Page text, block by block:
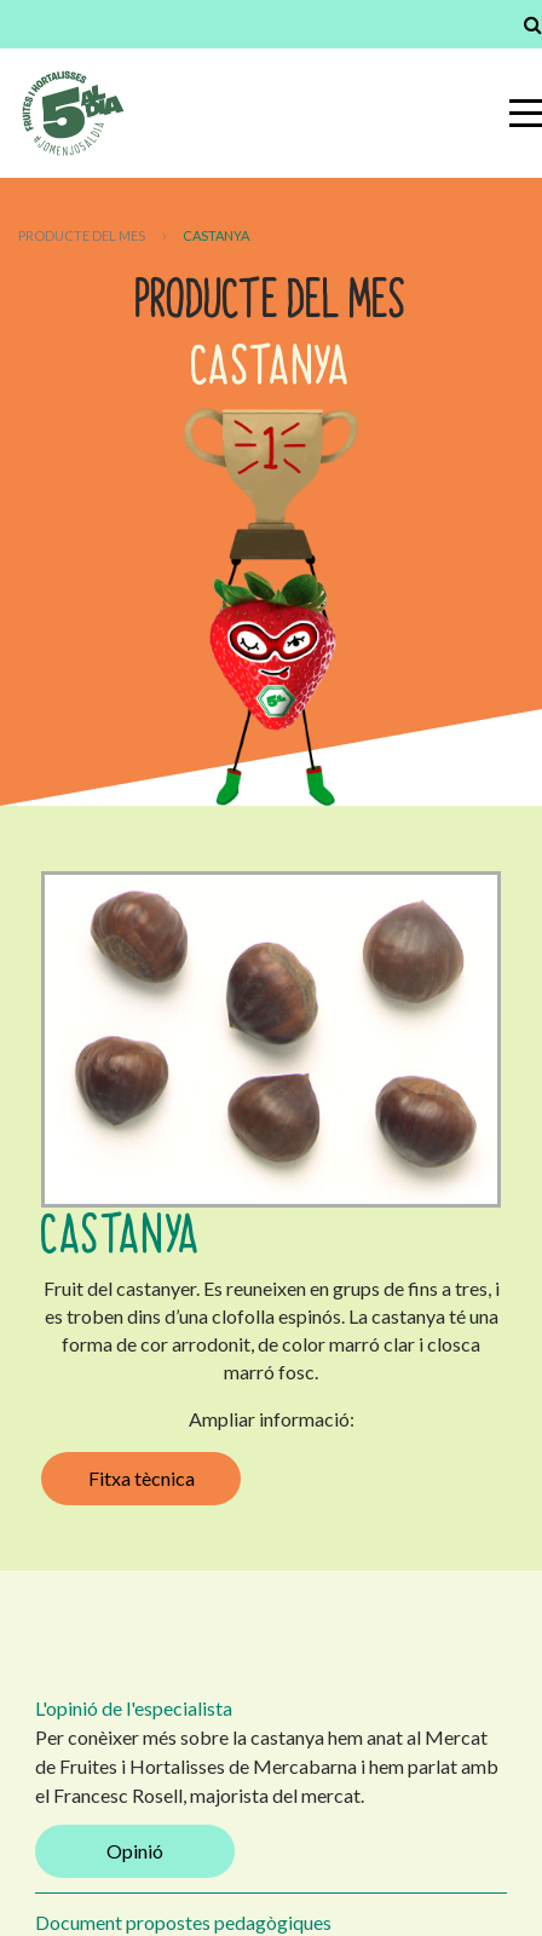
PRODUCTE DEL MES › CASTANYA
PRODUCTE DEL MES
CASTANYA
CASTANYA
Fruit del castanyer. Es reuneixen en grups de fins a tres, i
es troben dins d’una clofolla espinós. La castanya té una
forma de cor arrodonit, de color marró clar i closca
marró fosc.
Ampliar informació:
Fitxa tècnica
L'opinió de l'especialista
Per conèixer més sobre la castanya hem anat al Mercat
de Fruites i Hortalisses de Mercabarna i hem parlat amb
el Francesc Rosell, majorista del mercat.
Opinió
Document propostes pedagògiques